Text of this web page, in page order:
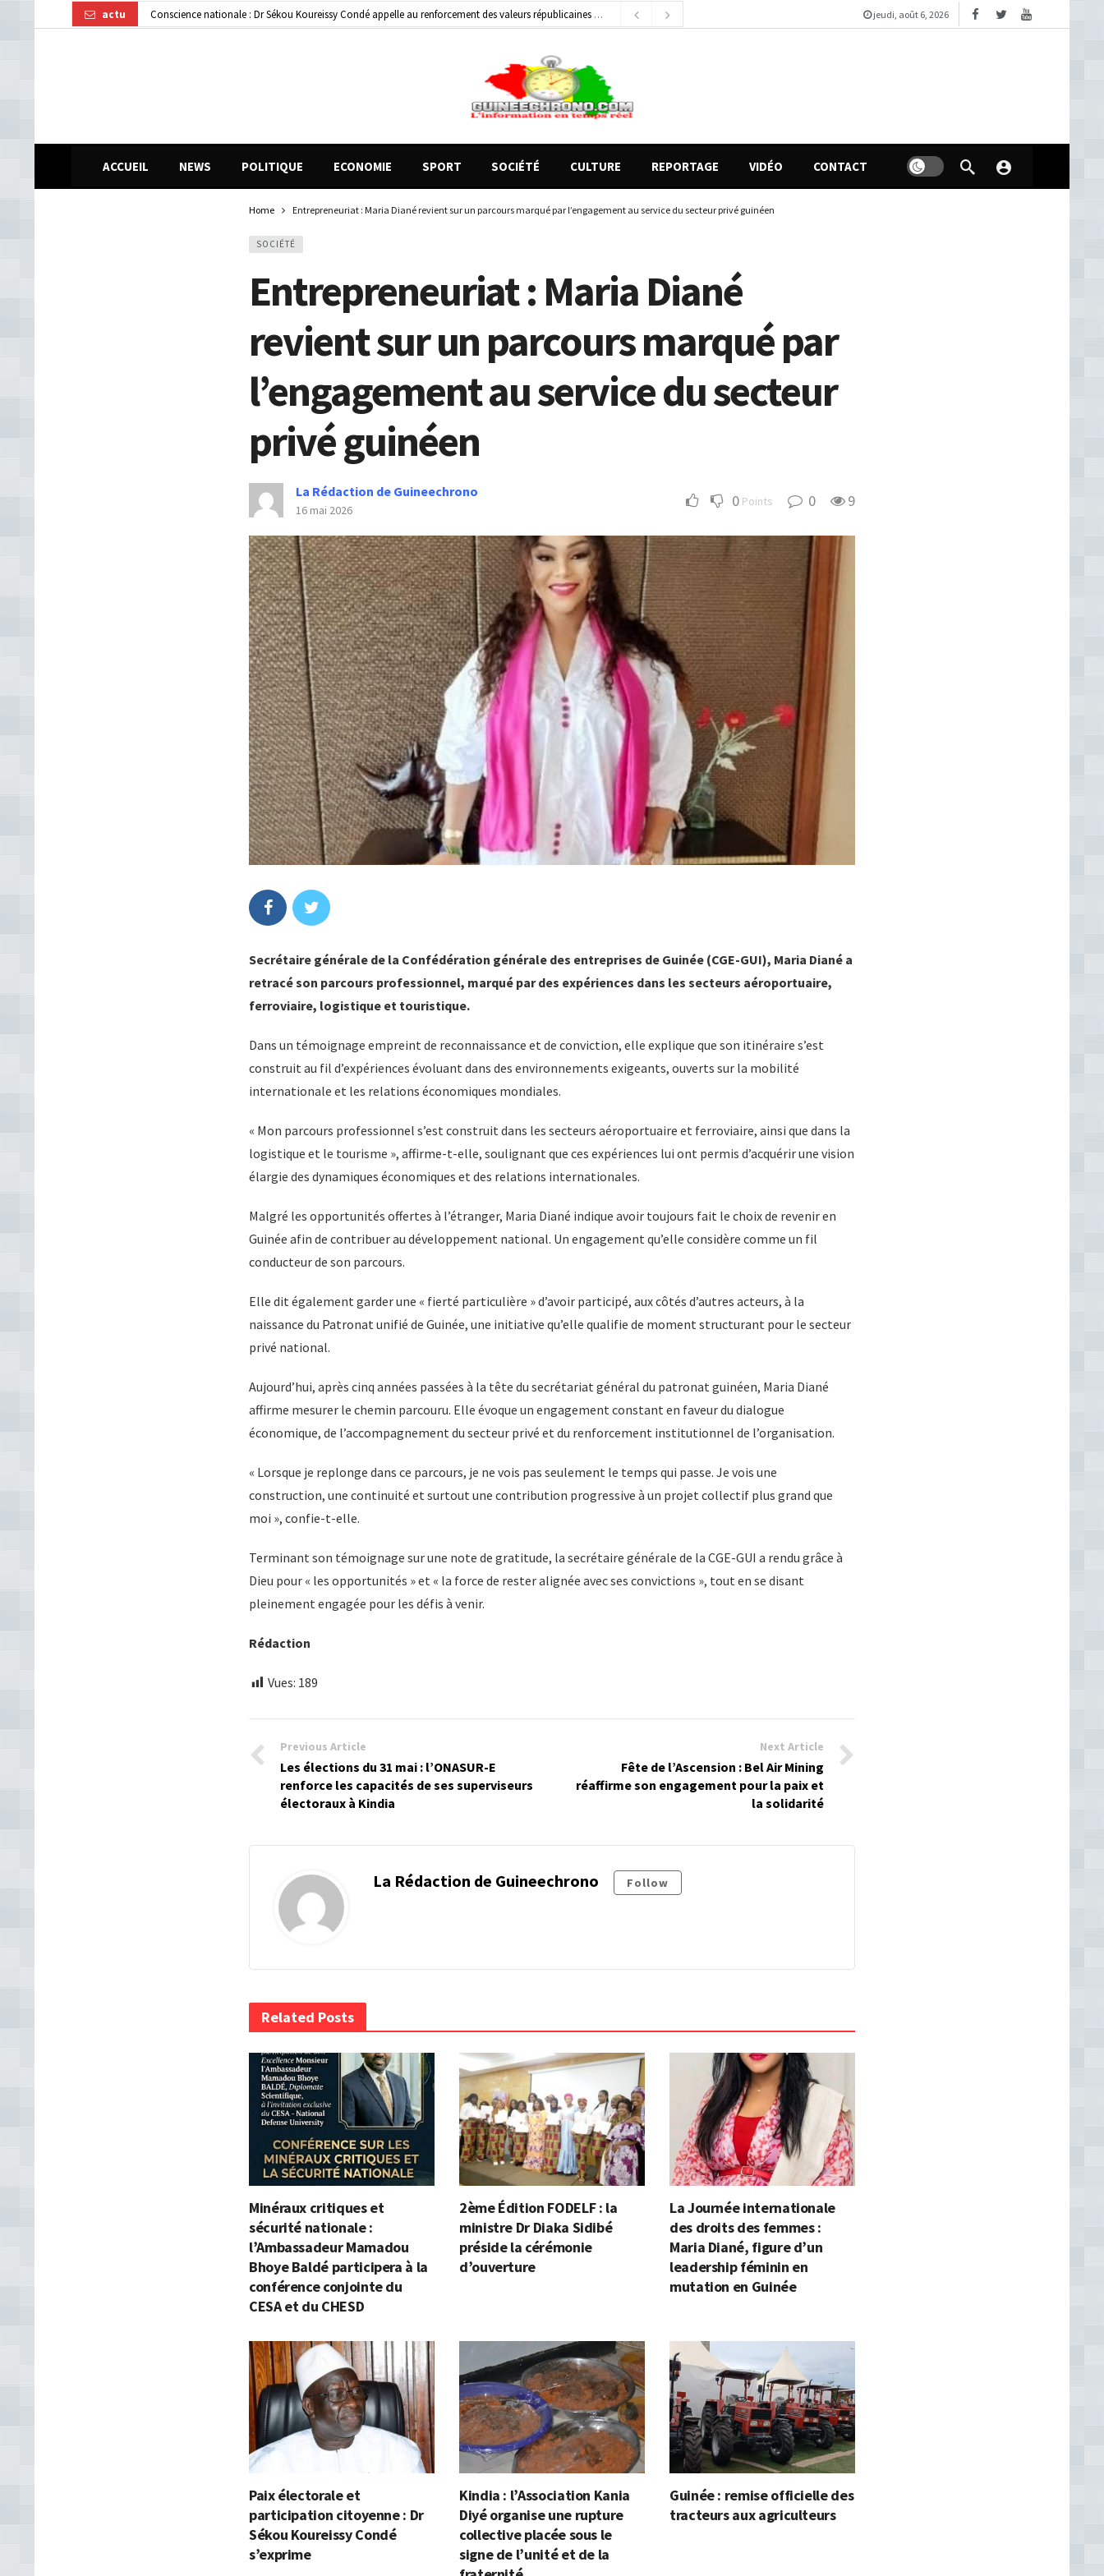
actu Gendarmerie : le colonel Bienvenu Lamah promu général de brigade
2 jours ago
jeudi, août 6, 2026
ACCUEIL NEWS POLITIQUE ECONOMIE SPORT SOCIÉTÉ CULTURE REPORTAGE VIDÉO CONTACT
Home Entrepreneuriat : Maria Diané revient sur un parcours marqué par l’engagement au service du secteur privé guinéen
SOCIÉTÉ
Entrepreneuriat : Maria Diané
revient sur un parcours marqué par
l’engagement au service du secteur
privé guinéen
La Rédaction de Guineechrono
16 mai 2026 0 Points 0 9
Secrétaire générale de la Confédération générale des entreprises de Guinée (CGE-GUI), Maria Diané a
retracé son parcours professionnel, marqué par des expériences dans les secteurs aéroportuaire,
ferroviaire, logistique et touristique.
Dans un témoignage empreint de reconnaissance et de conviction, elle explique que son itinéraire s’est
construit au fil d’expériences évoluant dans des environnements exigeants, ouverts sur la mobilité
internationale et les relations économiques mondiales.
« Mon parcours professionnel s’est construit dans les secteurs aéroportuaire et ferroviaire, ainsi que dans la
logistique et le tourisme », affirme-t-elle, soulignant que ces expériences lui ont permis d’acquérir une vision
élargie des dynamiques économiques et des relations internationales.
Malgré les opportunités offertes à l’étranger, Maria Diané indique avoir toujours fait le choix de revenir en
Guinée afin de contribuer au développement national. Un engagement qu’elle considère comme un fil
conducteur de son parcours.
Elle dit également garder une « fierté particulière » d’avoir participé, aux côtés d’autres acteurs, à la
naissance du Patronat unifié de Guinée, une initiative qu’elle qualifie de moment structurant pour le secteur
privé national.
Aujourd’hui, après cinq années passées à la tête du secrétariat général du patronat guinéen, Maria Diané
affirme mesurer le chemin parcouru. Elle évoque un engagement constant en faveur du dialogue
économique, de l’accompagnement du secteur privé et du renforcement institutionnel de l’organisation.
« Lorsque je replonge dans ce parcours, je ne vois pas seulement le temps qui passe. Je vois une
construction, une continuité et surtout une contribution progressive à un projet collectif plus grand que
moi », confie-t-elle.
Terminant son témoignage sur une note de gratitude, la secrétaire générale de la CGE-GUI a rendu grâce à
Dieu pour « les opportunités » et « la force de rester alignée avec ses convictions », tout en se disant
pleinement engagée pour les défis à venir.
Rédaction
Vues: 189
Previous Article
Les élections du 31 mai : l’ONASUR-E
renforce les capacités de ses superviseurs
électoraux à Kindia
Next Article
Fête de l’Ascension : Bel Air Mining
réaffirme son engagement pour la paix et
la solidarité
La Rédaction de Guineechrono Follow
Related Posts
Minéraux critiques et
sécurité nationale :
l’Ambassadeur Mamadou
Bhoye Baldé participera à la
conférence conjointe du
CESA et du CHESD
2ème Édition FODELF : la
ministre Dr Diaka Sidibé
préside la cérémonie
d’ouverture
La Journée internationale
des droits des femmes :
Maria Diané, figure d’un
leadership féminin en
mutation en Guinée
Paix électorale et
participation citoyenne : Dr
Sékou Koureissy Condé
s’exprime
Kindia : l’Association Kania
Diyé organise une rupture
collective placée sous le
signe de l’unité et de la
Guinée : remise officielle des
tracteurs aux agriculteurs